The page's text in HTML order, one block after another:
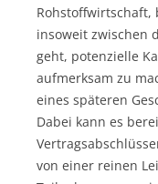
Rohstoffwirtschaft,
insoweit zwischen
geht, potenzielle
aufmerksam zu
eines späteren
Dabei kann es
von einer reinen